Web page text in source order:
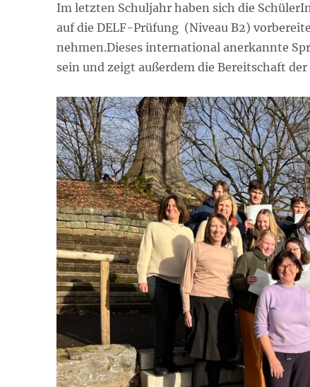
Im letzten Schuljahr haben sich die
auf die DELF-Prüfung (Niveau B2)
nehmen.Dieses international anerkannte
sein und zeigt außerdem die Bereitschaft